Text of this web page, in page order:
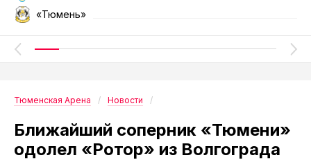
«Тюмень»
Тюменская Арена Новости
Ближайший соперник «Тюмени»
одолел «Ротор» из Волгограда